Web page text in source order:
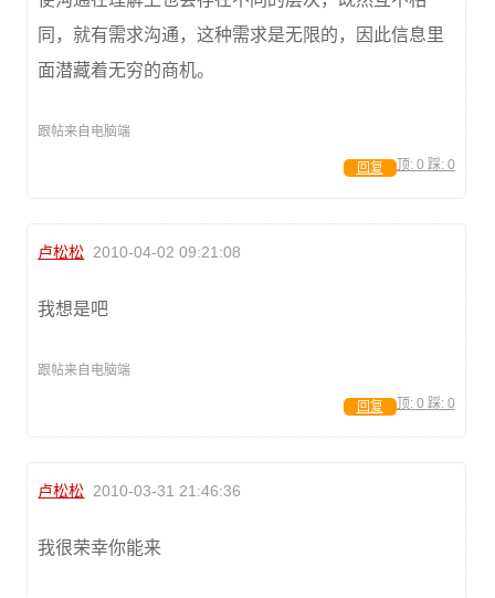
同，就有需求沟通，这种需求是无限的，因此信息里
面潜藏着无穷的商机。
跟帖来自电脑端
顶: 0 踩: 0
回复
卢松松 2010-04-02 09:21:08
我想是吧
跟帖来自电脑端
顶: 0 踩: 0
回复
卢松松 2010-03-31 21:46:36
我很荣幸你能来